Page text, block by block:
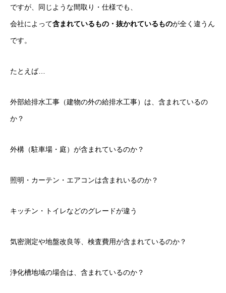
ですが、同じような間取り・仕様でも、
会社によって含まれているもの・抜かれているものが全く違うん
です。
たとえば…
外部給排水工事（建物の外の給排水工事）は、含まれているの
か？
外構（駐車場・庭）が含まれているのか？
照明・カーテン・エアコンは含まれいるのか？
キッチン・トイレなどのグレードが違う
気密測定や地盤改良等、検査費用が含まれているのか？
浄化槽地域の場合は、含まれているのか？